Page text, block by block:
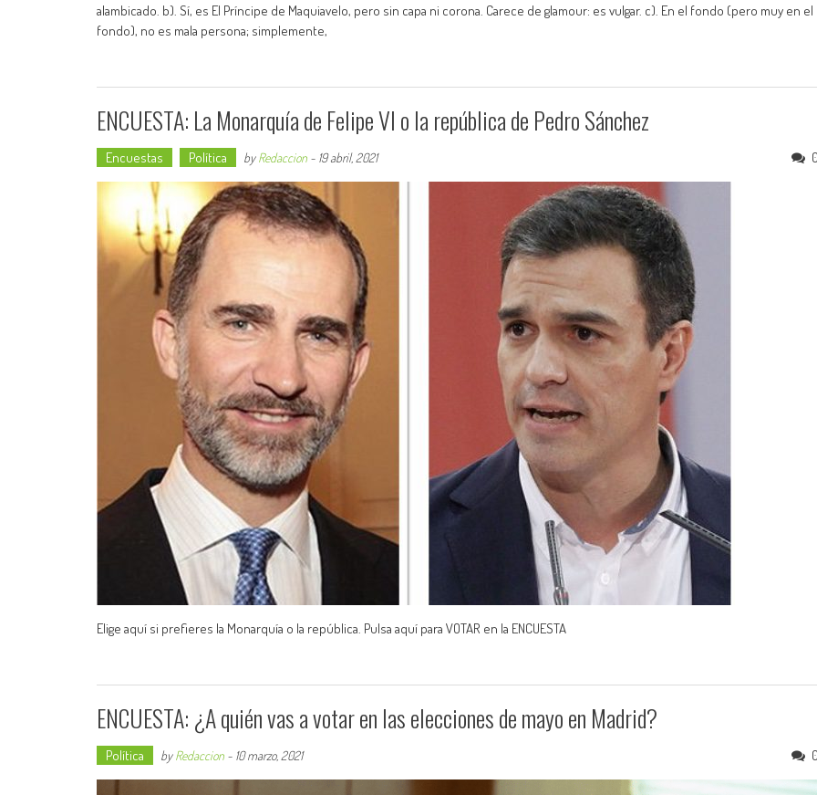
alambicado. b). Sí, es El Príncipe de Maquiavelo, pero sin capa ni corona. Carece de glamour: es vulgar. c). En el fondo (pero muy en el
fondo), no es mala persona; simplemente,
ENCUESTA: La Monarquía de Felipe VI o la república de Pedro Sánchez
Encuestas Política byRedaccion - 19 abril, 2021
Elige aquí si prefieres la Monarquía o la república. Pulsa aquí para VOTAR en la ENCUESTA
ENCUESTA: ¿A quién vas a votar en las elecciones de mayo en Madrid?
Política byRedaccion - 10 marzo, 2021